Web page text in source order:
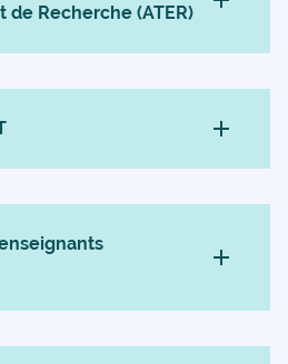
de Recherche (ATER)